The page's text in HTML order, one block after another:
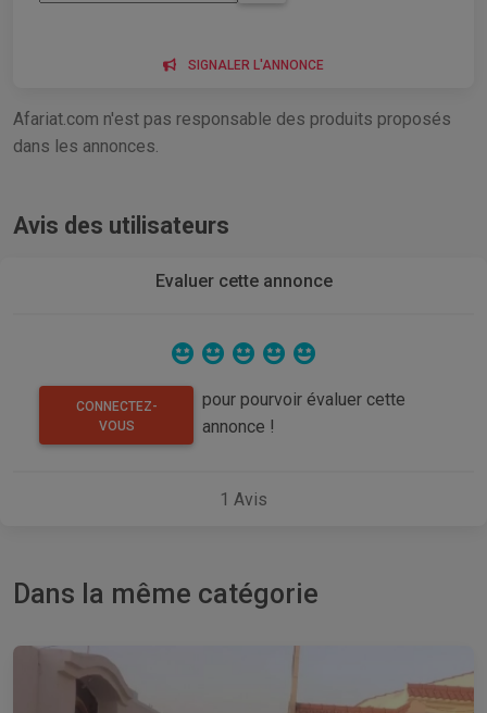
SIGNALER L'ANNONCE
Afariat.com n'est pas responsable des produits proposés
dans les annonces.
Avis des utilisateurs
Evaluer cette annonce
CONNECTEZ-
VOUS
pour pourvoir évaluer cette
annonce !
1 Avis
Dans la même catégorie